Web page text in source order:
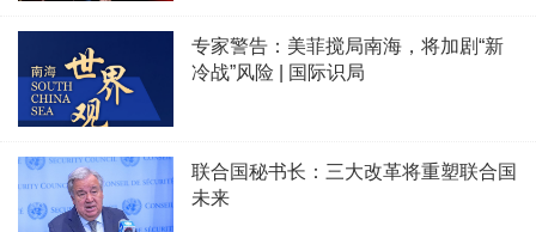
专家警告：美菲搅局南海，将加剧“新
冷战”风险 | 国际识局
联合国秘书长：三大改革将重塑联合国
未来